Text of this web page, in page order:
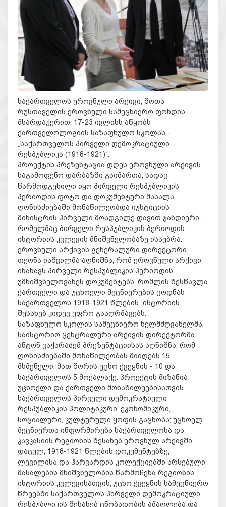
საქართველოს ეროვნული არქივი, შოთა
რუსთაველის ეროვნული სამეცნიერო ფონდის
მხარდაჭერით, 17-23 ივლისს აწყობს
ქართველოლოგიის საზაფხულო სკოლას -
„საქართველოს პირველი დემოკრატიული
რესპუბლიკა (1918-1921)“.
პროექტის პრეზენტაცია დღეს ეროვნული არქივის
საგამოფენო დარბაზში გაიმართა, სადაც
წარმოდგენილი იყო პირველი რესპუბლიკის
პერიოდის ფოტო და დოკუმენტური მასალა.
ღონისძიებაში მონაწილეობდა იუსტიციის
მინისტრის პირველი მოადგილე დავით ჯანდიერი,
რომელმაც პირველი რესპუბლიკის პერიოდის
ისტორიის კვლევის მნიშვნელობაზე ისაუბრა.
ეროვნული არქივის გენერალური დირექტორი
თეონა იაშვილმა აღნიშნა, რომ ეროვნული არქივი
ინახავს პირველი რესპუბლიკის პერიოდის
უმნიშვნელოვანეს დოკუმენტებს, რომლის შესწავლა
ქართველი და უცხოელი მეცნიერების ცოდნას
საქართველოს 1918-1921 წლების ისტორიის
შესახებ კიდევ უფრო გააღრმავებს.
საზაფხულო სკოლის სამეცნიერო ხელმძღვანელმა,
საისტორიო ცენტრალური არქივის დირექტორმა
ანტონ ვაჭარაძემ პრეზენტაციისას აღნიშნა, რომ
ღონისძიებაში მონაწილეობას მიიღებს 15
მსმენელი, მათ შორის უცხო ქვეყნის - 10 და
საქართველოს 5 მოქალაქე. პროექტის მიზანია
უცხოელი და ქართველი მონაწილეებისათვის
საქართველოს პირველი დემოკრატიული
რესპუბლიკის პოლიტიკური, ეკონომიკური,
სოციალური, კულტურული ყოფის გაცნობა; უცხოელ
მეცნიერთა ინფორმირება საქართველოსა და
კავკასიის რეგიონის შესახებ ეროვნულ არქივში
დაცულ, 1918-1921 წლების დოკუმენტებზე;
ლევილისა და ჰარვარდის კოლექციებში არსებული
მასალების მნიშვნელობის წარმოჩენა რეგიონის
ისტორიის კვლევისათვის; უცხო ქვეყნის სამეცნიერო
წრეებში საქართველოს პირველი დემოკრატიული
რესპუბლიკის შესახებ ცნობადობის ამაღლება და